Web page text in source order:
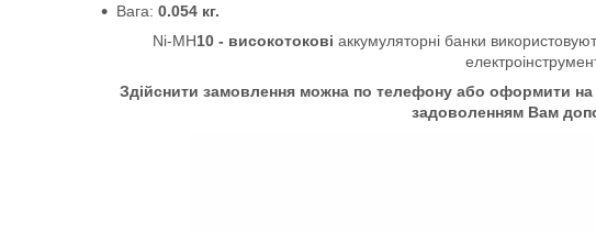
Вага: 0.054 кг.
Ni-MH10 - високотокові аккумуляторні банки
Здійснити замовлення можна по телефону або оформити на
задоволенням Вам